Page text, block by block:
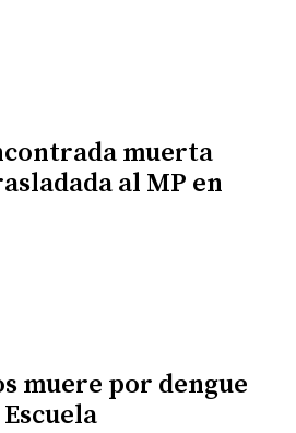
muerta
al MP en
muere por dengue